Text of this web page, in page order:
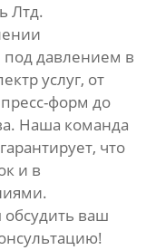
Лтд.
под давлением в
услуг, от
форм до
Наша команда
что
и в
обсудить ваш